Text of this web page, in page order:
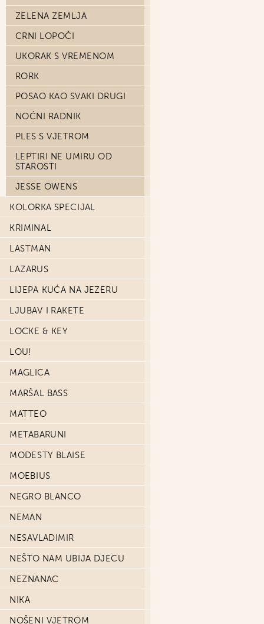
ZELENA ZEMLJA
CRNI LOPOČI
UKORAK S VREMENOM
RORK
POSAO KAO SVAKI DRUGI
NOĆNI RADNIK
PLES S VJETROM
LEPTIRI NE UMIRU OD
STAROSTI
JESSE OWENS
KOLORKA SPECIJAL
KRIMINAL
LASTMAN
LAZARUS
LIJEPA KUĆA NA JEZERU
LJUBAV I RAKETE
LOCKE & KEY
LOU!
MAGLICA
MARŠAL BASS
MATTEO
METABARUNI
MODESTY BLAISE
MOEBIUS
NEGRO BLANCO
NEMAN
NESAVLADIMIR
NEŠTO NAM UBIJA DJECU
NEZNANAC
NIKA
NOŠENI VJETROM